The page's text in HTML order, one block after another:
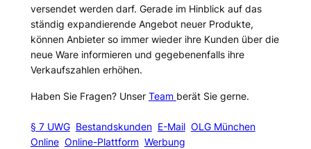
versendet werden darf. Gerade im Hinblick auf das
ständig expandierende Angebot neuer Produkte,
können Anbieter so immer wieder ihre Kunden über die
neue Ware informieren und gegebenenfalls ihre
Verkaufszahlen erhöhen.
Haben Sie Fragen? Unser Team berät Sie gerne.
§ 7 UWG Bestandskunden E-Mail OLG München
Online Online-Plattform Werbung